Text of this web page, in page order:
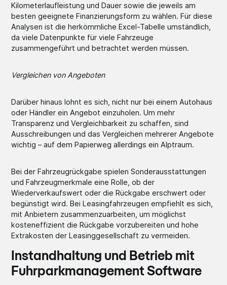
Kilometerlaufleistung und Dauer sowie die jeweils am
besten geeignete Finanzierungsform zu wählen. Für diese
Analysen ist die herkömmliche Excel-Tabelle umständlich,
da viele Datenpunkte für viele Fahrzeuge
zusammengeführt und betrachtet werden müssen.
Vergleichen von Angeboten
Darüber hinaus lohnt es sich, nicht nur bei einem Autohaus
oder Händler ein Angebot einzuholen. Um mehr
Transparenz und Vergleichbarkeit zu schaffen, sind
Ausschreibungen und das Vergleichen mehrerer Angebote
wichtig – auf dem Papierweg allerdings ein Alptraum.
Bei der Fahrzeugrückgabe spielen Sonderausstattungen
und Fahrzeugmerkmale eine Rolle, ob der
Wiederverkaufswert oder die Rückgabe erschwert oder
begünstigt wird. Bei Leasingfahrzeugen empfiehlt es sich,
mit Anbietern zusammenzuarbeiten, um möglichst
kosteneffizient die Rückgabe vorzubereiten und hohe
Extrakosten der Leasinggesellschaft zu vermeiden.
Instandhaltung und Betrieb mit
Fuhrparkmanagement Software